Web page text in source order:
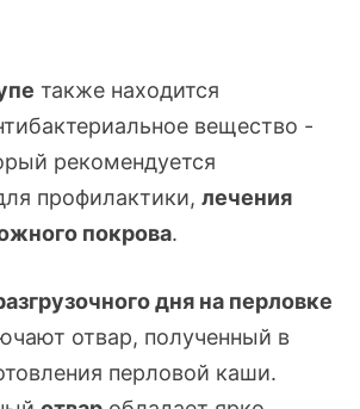
также находится
вещество -
рекомендуется
профилактики, лечения
покрова.
дня на перловке
отвар, полученный в
перловой каши.